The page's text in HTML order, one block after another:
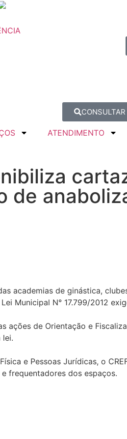
ATENDIMENTO
de
academias de ginástica,
Municipal N° 17.799/2012
ações de Orientação e
lei.
e Pessoas Jurídicas, o
frequentadores dos espaços.